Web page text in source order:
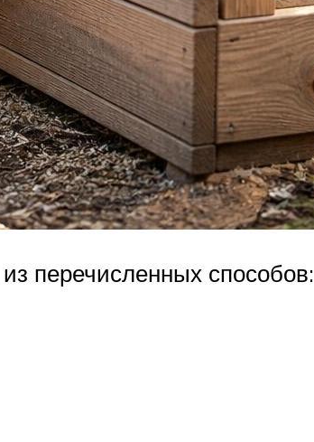
перечисленных способов: